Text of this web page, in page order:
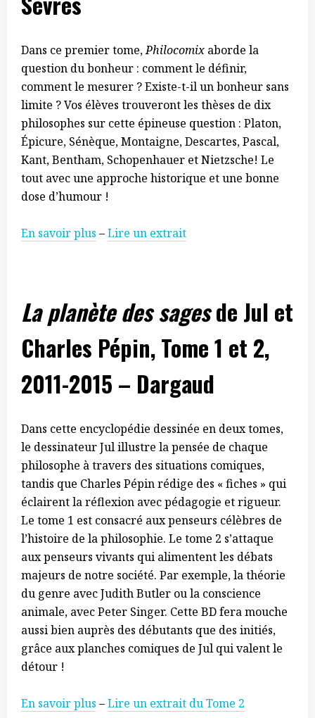
Dans ce premier tome,Philocomix aborde la
question du bonheur : comment le définir,
comment le mesurer ? Existe-t-il un bonheur sans
limite ? Vos élèves trouveront les thèses de dix
philosophes sur cette épineuse question : Platon,
Épicure, Sénèque, Montaigne, Descartes, Pascal,
Kant, Bentham, Schopenhauer et Nietzsche! Le
tout avec une approche historique et une bonne
dose d’humour !
En savoir plus –Lire un extrait
La planète des sagesde Jul et
Charles Pépin, Tome 1 et 2,
2011-2015 – Dargaud
Dans cette encyclopédie dessinée en deux tomes,
le dessinateur Jul illustre la pensée de chaque
philosophe à travers des situations comiques,
tandis que Charles Pépin rédige des « fiches » qui
éclairent la réflexion avec pédagogie et rigueur.
Le tome 1 est consacré aux penseurs célèbres de
l’histoire de la philosophie. Le tome 2 s’attaque
aux penseurs vivants qui alimentent les débats
majeurs de notre société. Par exemple, la théorie
du genre avec Judith Butler ou la conscience
animale, avec Peter Singer. Cette BD fera mouche
aussi bien auprès des débutants que des initiés,
grâce aux planches comiques de Jul qui valent le
détour !
En savoir plus –Lire un extrait du Tome 2